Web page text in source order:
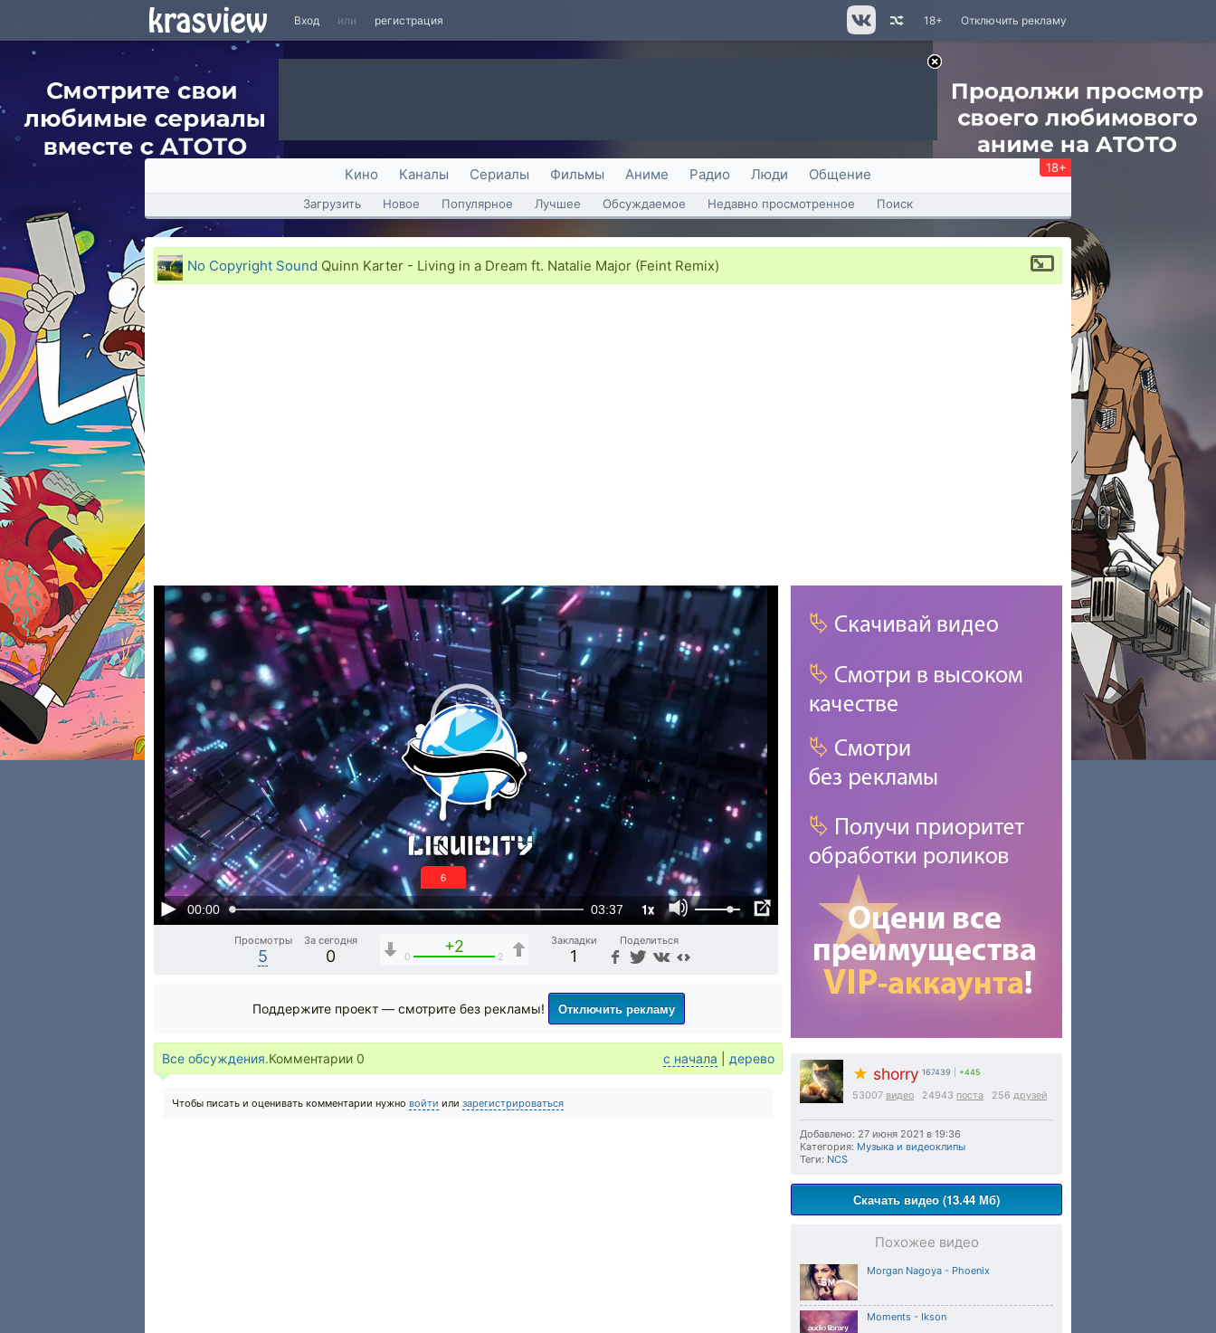
Вход или регистрация Отключить рекламу
18+
Кино Каналы Сериалы Фильмы Аниме Радио Люди Общение 18+
Загрузить Новое Популярное Лучшее Обсуждаемое Недавно просмотренное Поиск
No Copyright Sound Quinn Karter - Living in a Dream ft. Natalie Major (Feint Remix)
00:00 03:37 1x
5
Просмотры
5
За сегодня
0
+2
0 2
Закладки
1
Поделиться
★ shorry 167439 +445
53007 видео 24943 поста 256 друзей
Добавлено: 27 июня 2021 в 19:36
Категория: Музыка и видеоклипы
Теги: NCS
Скачать видео (13.44 Мб)
Похожее видео
Morgan Nagoya - Phoenix
Moments - Ikson
Поддержите проект — смотрите без рекламы! Отключить рекламу
Все обсуждения.Комментарии 0 с начала дерево
Чтобы писать и оценивать комментарии нужно войти или зарегистрироваться